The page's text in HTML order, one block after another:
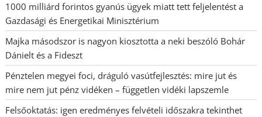
1000 milliárd forintos gyanús ügyek miatt tett feljelentést a
Gazdasági és Energetikai Minisztérium
Majka másodszor is nagyon kiosztotta a neki beszóló Bohár
Dánielt és a Fideszt
Pénztelen megyei foci, dráguló vasútfejlesztés: mire jut és
mire nem jut pénz vidéken – független vidéki lapszemle
Felsőoktatás: igen eredményes felvételi időszakra tekinthet